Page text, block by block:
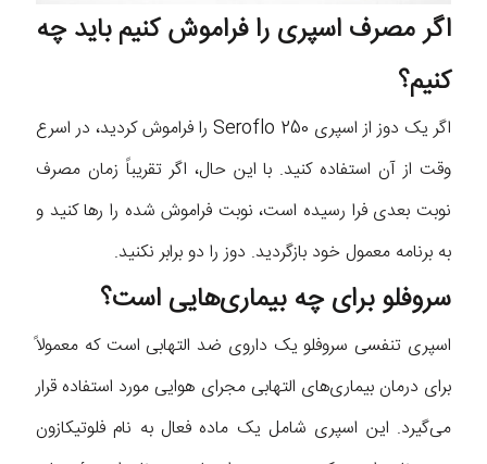
اگر مصرف اسپری را فراموش کنیم باید چه
کنیم؟
اگر یک دوز از اسپری Seroflo 250 را فراموش کردید، در اسرع
وقت از آن استفاده کنید. با این حال، اگر تقریباً زمان مصرف
نوبت بعدی فرا رسیده است، نوبت فراموش شده را رها کنید و
به برنامه معمول خود بازگردید. دوز را دو برابر نکنید.
سروفلو برای چه بیماری‌هایی است؟
اسپری تنفسی سروفلو یک داروی ضد التهابی است که معمولاً
برای درمان بیماری‌های التهابی مجرای هوایی مورد استفاده قرار
می‌گیرد. این اسپری شامل یک ماده فعال به نام فلوتیکازون